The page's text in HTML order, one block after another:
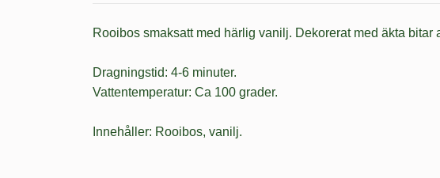
Rooibos smaksatt med härlig vanilj. Dekorerat med äkta bitar
Dragningstid: 4-6 minuter.
Vattentemperatur: Ca 100 grader.
Innehåller: Rooibos, vanilj.